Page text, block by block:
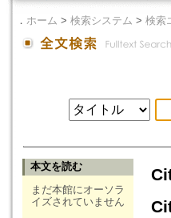
． ホーム > 検索システム > 検索
本文を読む
まだ本館にオーソラ
イズされていません